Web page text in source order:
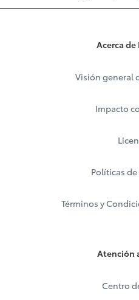
Acerca
Visión general
Impacto
Políticas
Términos y
Atención
Centro